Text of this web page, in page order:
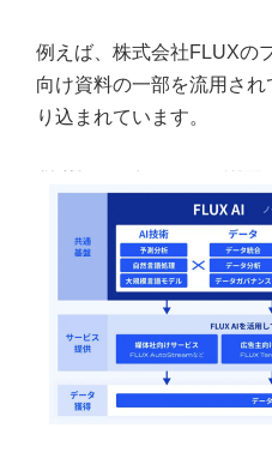
例えば、株式会社FLUXの
向け資料の一部を流用さ
り込まれています。